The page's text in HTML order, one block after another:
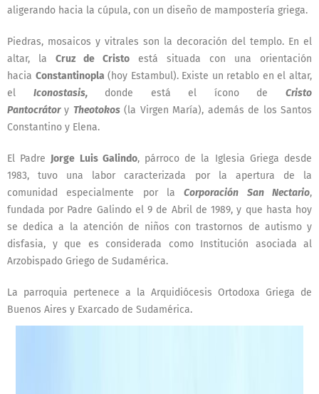
aligerando hacia la cúpula, con un diseño de mampostería griega.
Piedras, mosaicos y vitrales son la decoración del templo. En el
altar, la Cruz de Cristo está situada con una orientación
hacia Constantinopla (hoy Estambul). Existe un retablo en el altar,
el Iconostasis,donde está el ícono deCristo
Pantocrátory Theotokos(la Virgen María), además de los Santos
Constantino y Elena.
El Padre Jorge Luis Galindo, párroco de la Iglesia Griega desde
1983, tuvo una labor caracterizada por la apertura de la
comunidad especialmente por laCorporación San Nectario,
fundada por Padre Galindo el 9 de Abril de 1989, y que hasta hoy
se dedica a la atención de niños con trastornos de autismo y
disfasia, y que es considerada como Institución asociada al
Arzobispado Griego de Sudamérica.
La parroquia pertenece a la Arquidiócesis Ortodoxa Griega de
Buenos Aires y Exarcado de Sudamérica.